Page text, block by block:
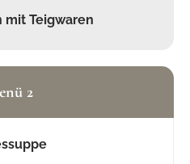
mit Teigwaren
2